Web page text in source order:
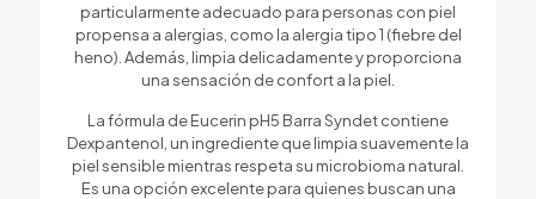
particularmente adecuado para personas con piel
propensa a alergias, como la alergia tipo 1 (fiebre del
heno). Además, limpia delicadamente y proporciona
una sensación de confort a la piel.
La fórmula de Eucerin pH5 Barra Syndet contiene
Dexpantenol, un ingrediente que limpia suavemente la
piel sensible mientras respeta su microbioma natural.
Es una opción excelente para quienes buscan una